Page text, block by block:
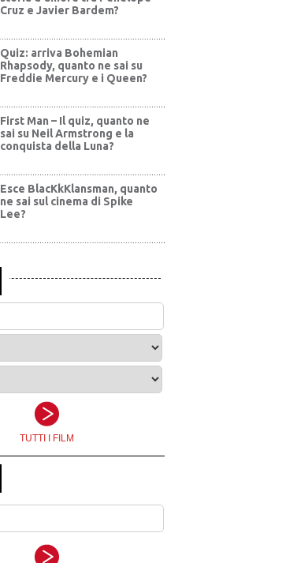
Cruz e Javier Bardem?
Quiz: arriva Bohemian
Rhapsody, quanto ne sai su
Freddie Mercury e i Queen?
First Man – Il quiz, quanto ne
sai su Neil Armstrong e la
conquista della Luna?
Esce BlacKkKlansman, quanto
ne sai sul cinema di Spike
Lee?